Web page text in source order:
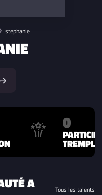
stephanie
0
A Tous les talents